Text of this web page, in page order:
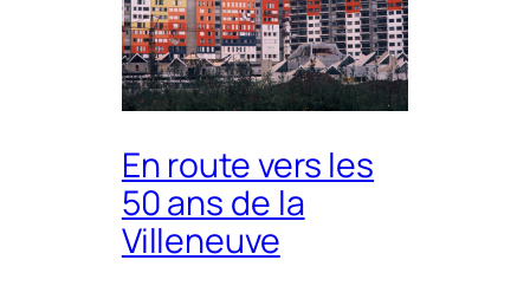
En route vers les
50 ans de la
Villeneuve